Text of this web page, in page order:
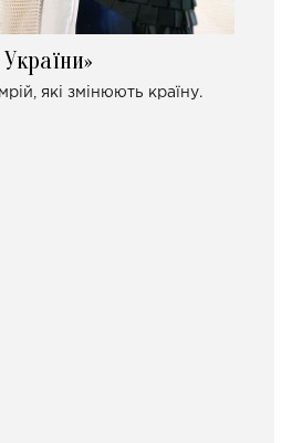
мрій, які змінюють країну.